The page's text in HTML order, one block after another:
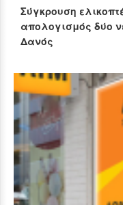
Σύγκρουση
απολογισμός δύο
Δανός